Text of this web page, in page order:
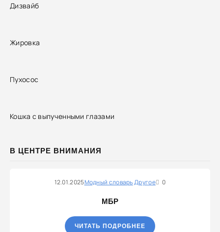
Дизвайб
Жировка
Пухосос
Кошка с выпученными глазами
В ЦЕНТРЕ ВНИМАНИЯ
12.01.2025Модный словарьДругое 0
МБР
ЧИТАТЬ ПОДРОБНЕЕ